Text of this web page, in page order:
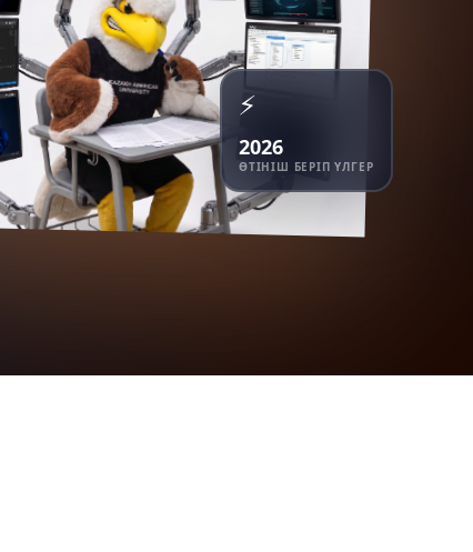
⚡
2026
ӨТІНІШ БЕРІП ҮЛГЕР